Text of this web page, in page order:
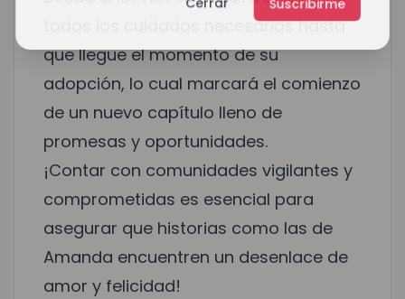
todos los cuidados necesarios hasta
que llegue el momento de su
adopción, lo cual marcará el comienzo
de un nuevo capítulo lleno de
promesas y oportunidades.
¡Contar con comunidades vigilantes y
comprometidas es esencial para
asegurar que historias como las de
Amanda encuentren un desenlace de
amor y felicidad!
Cerrar Suscribirme